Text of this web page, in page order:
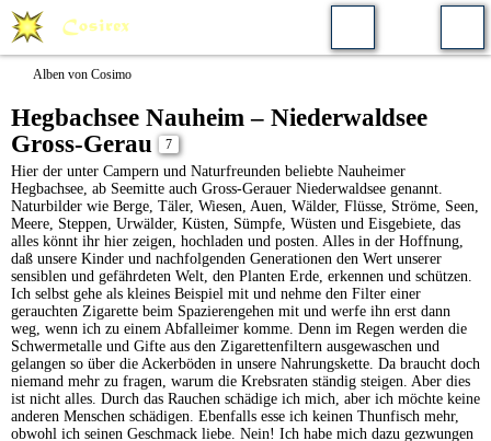
Alben von Cosimo
Hegbachsee Nauheim – Niederwaldsee
Gross-Gerau 7
Hier der unter Campern und Naturfreunden beliebte Nauheimer
Hegbachsee, ab Seemitte auch Gross-Gerauer Niederwaldsee genannt.
Naturbilder wie Berge, Täler, Wiesen, Auen, Wälder, Flüsse, Ströme, Seen,
Meere, Steppen, Urwälder, Küsten, Sümpfe, Wüsten und Eisgebiete, das
alles könnt ihr hier zeigen, hochladen und posten. Alles in der Hoffnung,
daß unsere Kinder und nachfolgenden Generationen den Wert unserer
sensiblen und gefährdeten Welt, den Planten Erde, erkennen und schützen.
Ich selbst gehe als kleines Beispiel mit und nehme den Filter einer
gerauchten Zigarette beim Spazierengehen mit und werfe ihn erst dann
weg, wenn ich zu einem Abfalleimer komme. Denn im Regen werden die
Schwermetalle und Gifte aus den Zigarettenfiltern ausgewaschen und
gelangen so über die Ackerböden in unsere Nahrungskette. Da braucht doch
niemand mehr zu fragen, warum die Krebsraten ständig steigen. Aber dies
ist nicht alles. Durch das Rauchen schädige ich mich, aber ich möchte keine
anderen Menschen schädigen. Ebenfalls esse ich keinen Thunfisch mehr,
obwohl ich seinen Geschmack liebe. Nein! Ich habe mich dazu gezwungen